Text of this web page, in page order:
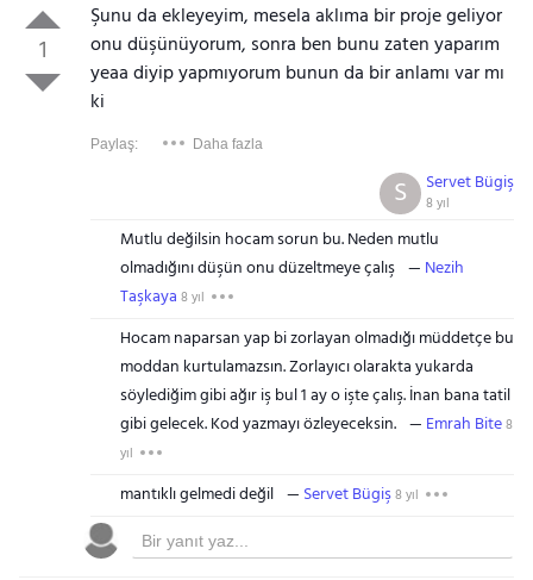
1
Şunu da ekleyeyim, mesela aklıma bir proje geliyor
onu düşünüyorum, sonra ben bunu zaten yaparım
yeaa diyip yapmıyorum bunun da bir anlamı var mı
ki
Paylaş: Daha fazla
Servet Bügiş
8 yıl
S
Mutlu değilsin hocam sorun bu. Neden mutlu
olmadığını düşün onu düzeltmeye çalış
Nezih
Taşkaya 8 yıl
Hocam naparsan yap bi zorlayan olmadığı müddetçe bu
moddan kurtulamazsın. Zorlayıcı olarakta yukarda
söylediğim gibi ağır iş bul 1 ay o işte çalış. İnan bana tatil
gibi gelecek. Kod yazmayı özleyeceksin.
Emrah Bite8
yıl
mantıklı gelmedi değil Servet Bügiş8 yıl